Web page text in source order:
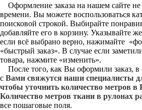
Оформление заказа на нашем сайте не
времени. Вы можете воспользоваться
поисковой строкой. Выбирайте
добавляйте его в корзину. Указывайте
если всё выбрано верно, нажимайте
«быстрый заказ». В случае если
товара, нажмите «изменить».
После того, как Вы оформили заказ, в
с Вами свяжутся наши специалисты
чтобы уточнить количество метров в
Количество метров ткани в рулонах
все пошаговые поля.